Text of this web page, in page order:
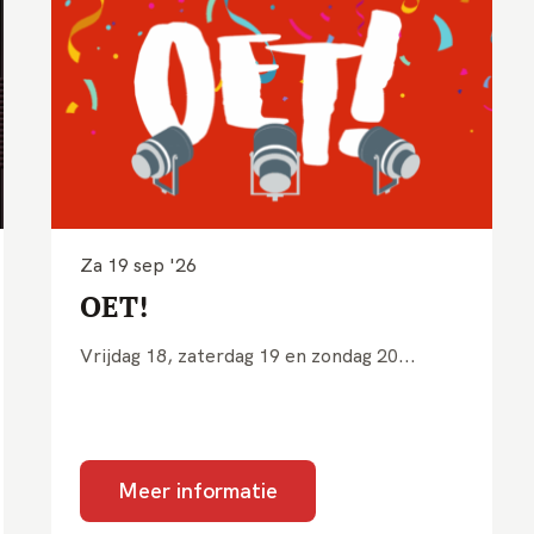
Za 19 sep '26
OET!
Vrijdag 18, zaterdag 19 en zondag 20...
Meer informatie